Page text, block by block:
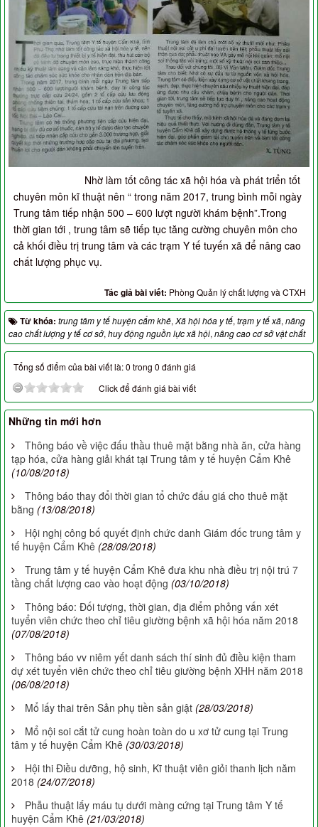
Nhờ làm tốt công tác xã hội hóa và phát triển tốt
chuyên môn kĩ thuật nên “ trong năm 2017, trung bình mỗi ngày
Trung tâm tiếp nhận 500 – 600 lượt người khám bệnh”.Trong
thời gian tới , trung tâm sẽ tiếp tục tăng cường chuyên môn cho
cả khối điều trị trung tâm và các trạm Y tế tuyến xã để nâng cao
chất lượng phục vụ.
Tác giả bài viết: Phòng Quản lý chất lượng và CTXH
Từ khóa: trung tâm y tế huyện cẩm khê, Xã hội hóa y tế, trạm y tế xã, nâng
cao chất lượng y tế cơ sở, huy động nguồn lực xã hội, nâng cao cơ sở vật chất
Tổng số điểm của bài viết là: 0 trong 0 đánh giá
Click để đánh giá bài viết
Những tin mới hơn
Thông báo về việc đấu thầu thuê mặt bằng nhà ăn, cửa hàng
tạp hóa, cửa hàng giải khát tại Trung tâm y tế huyện Cẩm Khê
(10/08/2018)
Thông báo thay đổi thời gian tổ chức đấu giá cho thuê mặt
bằng (13/08/2018)
Hội nghị công bố quyết định chức danh Giám đốc trung tâm y
tế huyện Cẩm Khê (28/09/2018)
Trung tâm y tế huyện Cẩm Khê đưa khu nhà điều trị nội trú 7
tầng chất lượng cao vào hoạt động (03/10/2018)
Thông báo: Đối tượng, thời gian, địa điểm phỏng vấn xét
tuyển viên chức theo chỉ tiêu giường bệnh xã hội hóa năm 2018
(07/08/2018)
Thông báo vv niêm yết danh sách thí sinh đủ điều kiện tham
dự xét tuyển viên chức theo chỉ tiêu giường bệnh XHH năm 2018
(06/08/2018)
Mổ lấy thai trên Sản phụ tiền sản giật (28/03/2018)
Mổ nội soi cắt tử cung hoàn toàn do u xơ tử cung tại Trung
tâm y tế huyện Cẩm Khê (30/03/2018)
Hội thi Điều dưỡng, hộ sinh, Kĩ thuật viên giỏi thanh lịch năm
2018 (24/07/2018)
Phẫu thuật lấy máu tụ dưới màng cứng tại Trung tâm Y tế
huyện Cẩm Khê (21/03/2018)